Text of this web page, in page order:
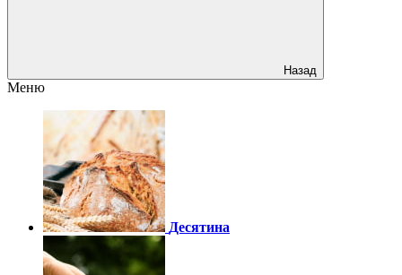
Назад
Меню
Десятина